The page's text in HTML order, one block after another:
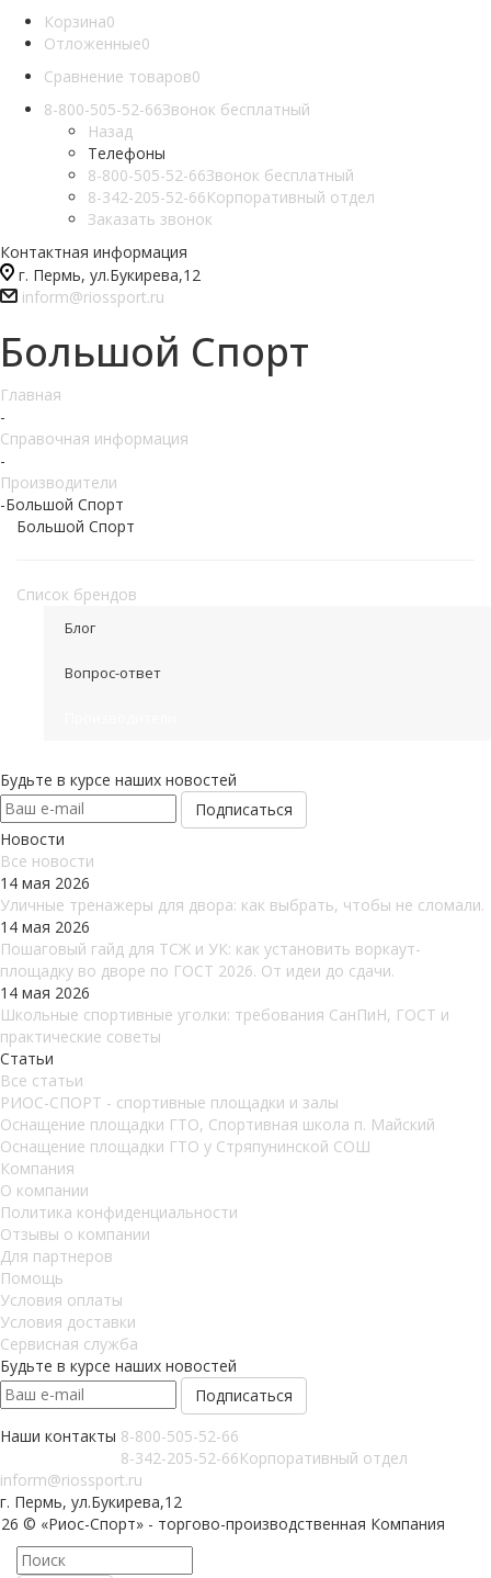
Корзина0
Отложенные0
Сравнение товаров0
8-800-505-52-66Звонок бесплатный
Назад
Телефоны
8-800-505-52-66Звонок бесплатный
8-342-205-52-66Корпоративный отдел
Заказать звонок
Контактная информация
г. Пермь, ул.Букирева,12
inform@riossport.ru
Большой Спорт
Главная
-
Справочная информация
-
Производители
-Большой Спорт
Большой Спорт
Список брендов
Блог
Вопрос-ответ
Будьте в курсе наших новостей
Новости
Все новости
14 мая 2026
Уличные тренажеры для двора: как выбрать, чтобы не сломали.
14 мая 2026
Пошаговый гайд для ТСЖ и УК: как установить воркаут-
площадку во дворе по ГОСТ 2026. От идеи до сдачи.
14 мая 2026
Школьные спортивные уголки: требования СанПиН, ГОСТ и
практические советы
Статьи
Все статьи
РИОС-СПОРТ - спортивные площадки и залы
Оснащение площадки ГТО, Спортивная школа п. Майский
Оснащение площадки ГТО у Стряпунинской СОШ
Компания
О компании
Политика конфиденциальности
Отзывы о компании
Для партнеров
Помощь
Условия оплаты
Условия доставки
Сервисная служба
Будьте в курсе наших новостей
Наши контакты 8-800-505-52-66
8-342-205-52-66Корпоративный отдел
inform@riossport.ru
г. Пермь, ул.Букирева,12
© «Риос-Спорт» - торгово-производственная Компания